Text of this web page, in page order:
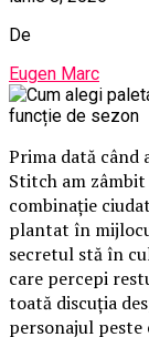
De
Eugen Marc
Prima dată
Stitch am
combinație
plantat în
secretul stă în
care percepi
toată discuția
personajul